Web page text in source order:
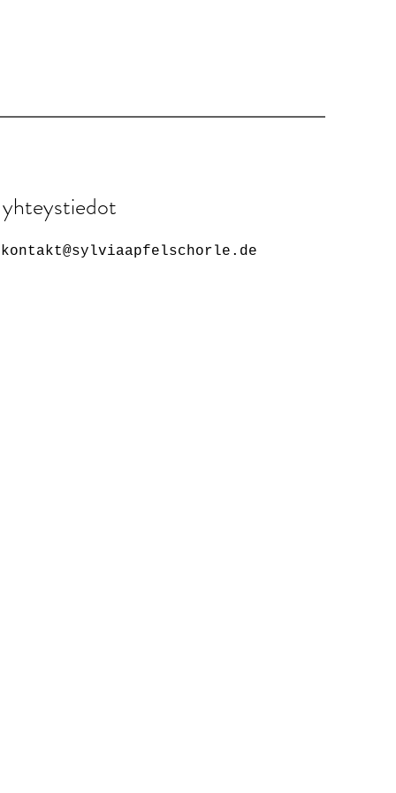
yhteystiedot
kontakt@sylviaapfelschorle.de